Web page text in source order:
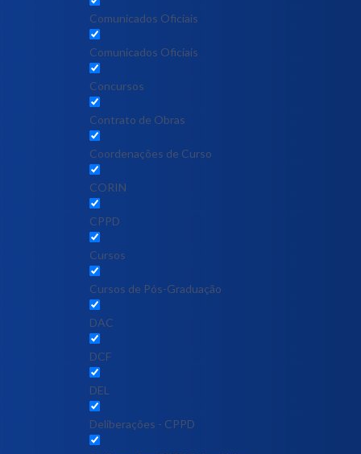
Comunicados Oficiais
Comunicados Oficiais
Concursos
Contrato de Obras
Coordenações de Curso
CORIN
CPPD
Cursos
Cursos de Pós-Graduação
DAC
DCF
DEL
Deliberações - CPPD